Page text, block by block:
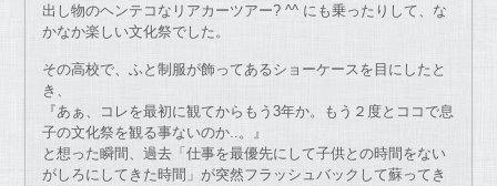
出し物のヘンテコなリアカーツアー? ^^ にも乗ったりして、な
かなか楽しい文化祭でした。
その高校で、ふと制服が飾ってあるショーケースを目にしたと
き、
『あぁ、コレを最初に観てからもう3年か。もう２度とココで息
子の文化祭を観る事ないのか..。』
と想った瞬間、過去「仕事を最優先にして子供との時間をない
がしろにしてきた時間」が突然フラッシュバックして蘇ってき